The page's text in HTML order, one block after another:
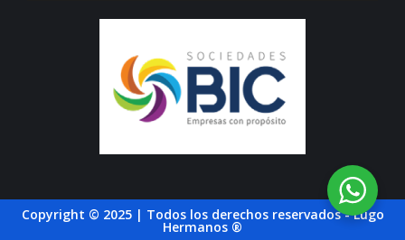
Copyright © 2025 | Todos los derechos reservados - Lugo
Hermanos ®